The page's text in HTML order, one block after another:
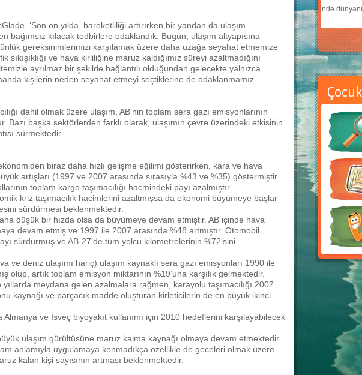
‘Son on yılda, hareketliliği artırırken bir yandan da ulaşım
bağımsız kılacak tedbirlere odaklandık. Bugün, ulaşım altyapısına
gereksinimlerimizi karşılamak üzere daha uzağa seyahat etmemize
sıkışıklığı ve hava kirliliğine maruz kaldığımız süreyi azaltmadığını
ayrılmaz bir şekilde bağlantılı olduğundan gelecekte yalnızca
kişilerin neden seyahat etmeyi seçtiklerine de odaklanmamız
dahil olmak üzere ulaşım, AB'nin toplam sera gazı emisyonlarının
Bazı başka sektörlerden farklı olarak, ulaşımın çevre üzerindeki etkisinin
sürmektedir.
biraz daha hızlı gelişme eğilimi gösterirken, kara ve hava
artışları (1997 ve 2007 arasında sırasıyla %43 ve %35) göstermiştir.
toplam kargo taşımacılığı hacmindeki payı azalmıştır.
kriz taşımacılık hacimlerini azaltmışsa da ekonomi büyümeye başlar
sürdürmesi beklenmektedir.
düşük bir hızda olsa da büyümeye devam etmiştir. AB içinde hava
devam etmiş ve 1997 ile 2007 arasında %48 artmıştır. Otomobil
sürdürmüş ve AB-27'de tüm yolcu kilometrelerinin %72'sini
ve deniz ulaşımı hariç) ulaşım kaynaklı sera gazı emisyonları 1990 ile
olup, artık toplam emisyon miktarının %19’una karşılık gelmektedir.
meydana gelen azalmalara rağmen, karayolu taşımacılığı 2007
kaynağı ve parçacık madde oluşturan kirleticilerin de en büyük ikinci
Almanya ve İsveç biyoyakıt kullanımı için 2010 hedeflerini karşılayabilecek
ulaşım gürültüsüne maruz kalma kaynağı olmaya devam etmektedir.
anlamıyla uygulamaya konmadıkça özellikle de geceleri olmak üzere
kalan kişi sayısının artması beklenmektedir.